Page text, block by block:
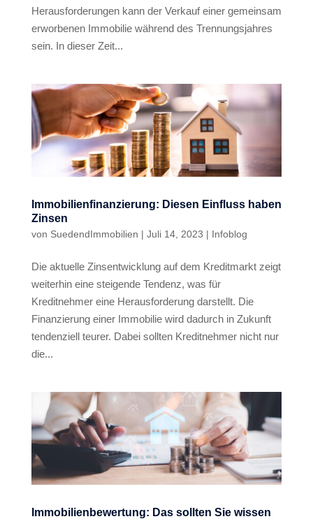
Herausforderungen kann der Verkauf einer gemeinsam
erworbenen Immobilie während des Trennungsjahres
sein. In dieser Zeit...
Immobilienfinanzierung: Diesen Einfluss haben
Zinsen
von SuedendImmobilien | Juli 14, 2023 | Infoblog
Die aktuelle Zinsentwicklung auf dem Kreditmarkt zeigt
weiterhin eine steigende Tendenz, was für
Kreditnehmer eine Herausforderung darstellt. Die
Finanzierung einer Immobilie wird dadurch in Zukunft
tendenziell teurer. Dabei sollten Kreditnehmer nicht nur
die...
Immobilienbewertung: Das sollten Sie wissen